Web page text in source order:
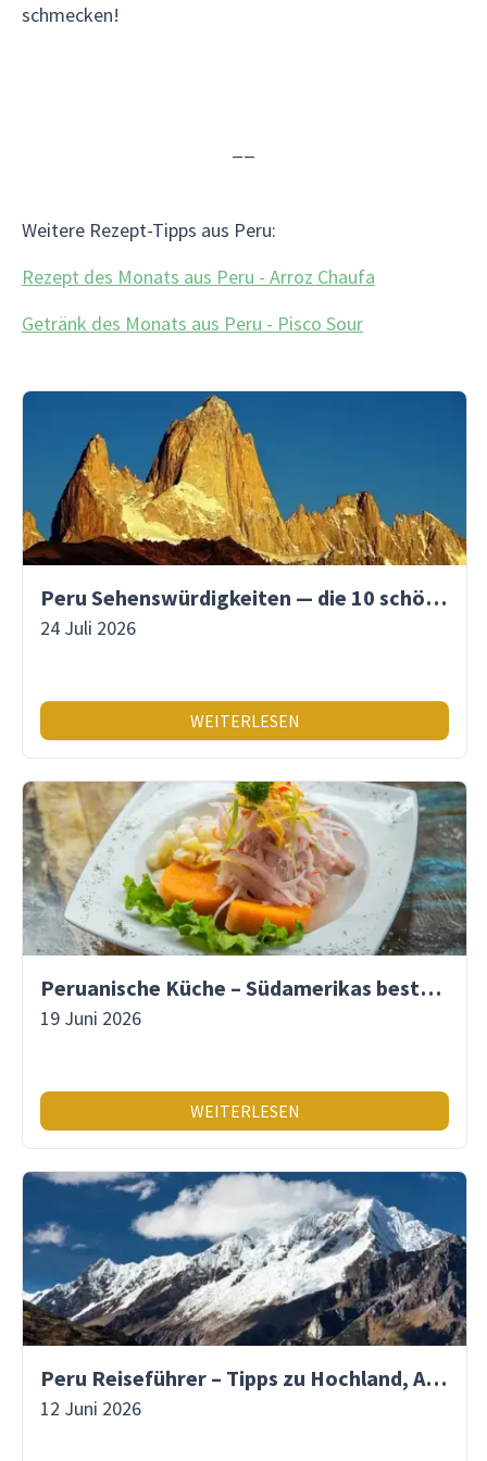
schmecken!
Weitere Rezept-Tipps aus Peru:
Rezept des Monats aus Peru - Arroz Chaufa
Getränk des Monats aus Peru - Pisco Sour
Peru Sehenswürdigkeiten — die 10 schönsten Orte
24 Juli 2026
WEITERLESEN
Peruanische Küche – Südamerikas beste Gastronomie
19 Juni 2026
WEITERLESEN
Peru Reiseführer – Tipps zu Hochland, Amazonas & Inka-Erbe
12 Juni 2026